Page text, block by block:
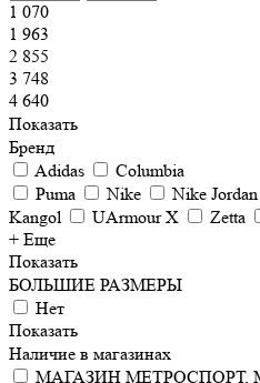
1 070
1 963
2 855
3 748
4 640
Показать
Бренд
Adidas
Columbia
Puma
Nike Nike Jordan
Kangol
UArmour X Zetta
+ Еще
Показать
БОЛЬШИЕ РАЗМЕРЫ
Нет
Показать
Наличие в магазинах
МАГАЗИН МЕТРОСПОРТ,